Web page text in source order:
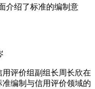
介绍了标准的编制意
评价组副组长周长欣在
编制与信用评价领域的